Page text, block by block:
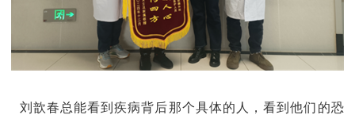
刘歆春总能看到疾病背后那个具体的人，看到他们的恐